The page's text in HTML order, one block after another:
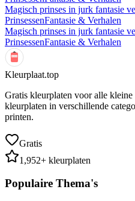
Magisch prinses in jurk fantasie
PrinsessenFantasie & Verhalen
Magisch prinses in jurk fantasie
PrinsessenFantasie & Verhalen
Kleurplaat.top
Gratis kleurplaten voor alle kleine
kleurplaten in verschillende
printen.
Gratis
1,952+ kleurplaten
Populaire Thema's